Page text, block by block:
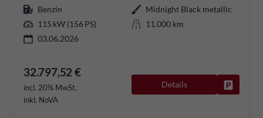
Benzin
Midnight Black metallic
115 kW (156 PS)
11.000 km
03.06.2026
32.797,52 €
incl. 20% MwSt.
inkl. NoVA
Details